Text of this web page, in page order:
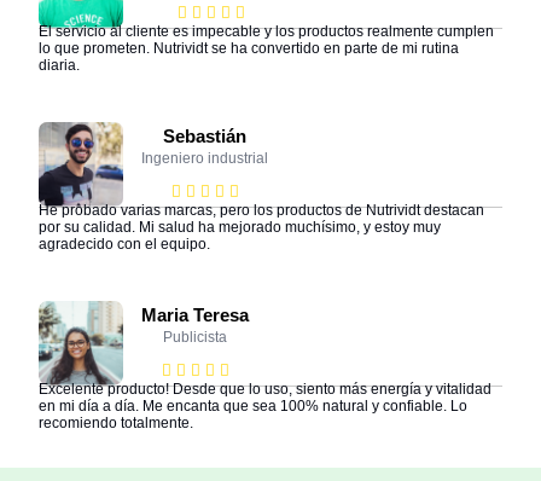
El servicio al cliente es impecable y los productos realmente cumplen
lo que prometen. Nutrividt se ha convertido en parte de mi rutina
diaria.
Sebastián
Ingeniero industrial
He probado varias marcas, pero los productos de Nutrividt destacan
por su calidad. Mi salud ha mejorado muchísimo, y estoy muy
agradecido con el equipo.
Maria Teresa
Publicista
Excelente producto! Desde que lo uso, siento más energía y vitalidad
en mi día a día. Me encanta que sea 100% natural y confiable. Lo
recomiendo totalmente.